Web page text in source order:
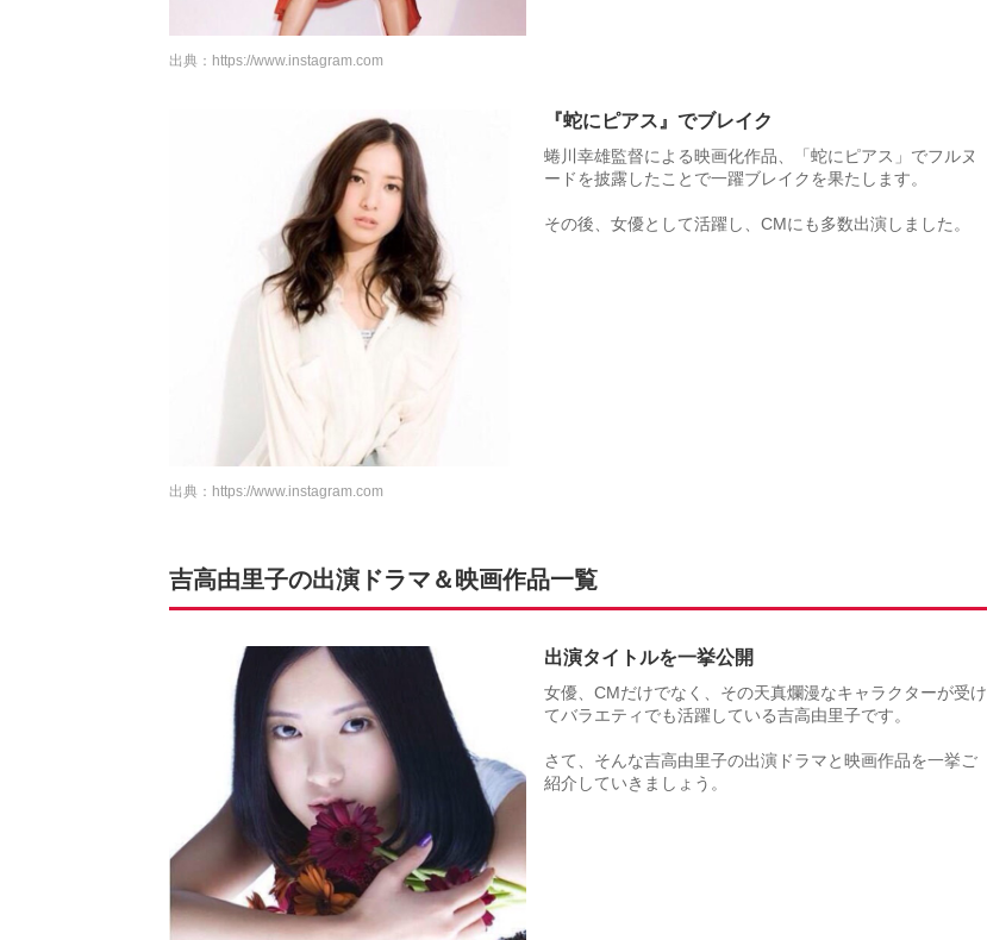
出典： https://www.instagram.com
『蛇にピアス』でブレイク
蜷川幸雄監督による映画化作品、「蛇にピアス」でフルヌ
ードを披露したことで一躍ブレイクを果たします。
その後、女優として活躍し、CMにも多数出演しました。
出典： https://www.instagram.com
吉高由里子の出演ドラマ＆映画作品一覧
出演タイトルを一挙公開
女優、CMだけでなく、その天真爛漫なキャラクターが受け
てバラエティでも活躍している吉高由里子です。
さて、そんな吉高由里子の出演ドラマと映画作品を一挙ご
紹介していきましょう。